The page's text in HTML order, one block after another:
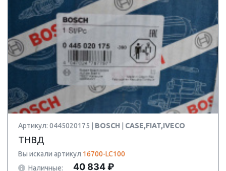
Артикул: 0445020175 | BOSCH CASE,FIAT,IVECO
ТНВД
Вы искали артикул 16700-LC100
Наличные:
40 834 ₽